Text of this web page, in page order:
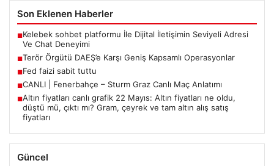
Son Eklenen Haberler
■Kelebek sohbet platformu İle Dijital İletişimin Seviyeli Adresi
Ve Chat Deneyimi
■Terör Örgütü DAEŞ’e Karşı Geniş Kapsamlı Operasyonlar
■Fed faizi sabit tuttu
■CANLI | Fenerbahçe – Sturm Graz Canlı Maç Anlatımı
■Altın fiyatları canlı grafik 22 Mayıs: Altın fiyatları ne oldu,
düştü mü, çıktı mı? Gram, çeyrek ve tam altın alış satış
fiyatları
Güncel